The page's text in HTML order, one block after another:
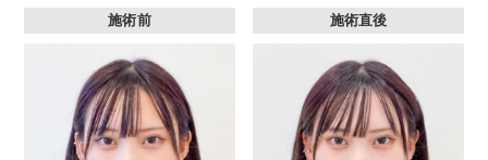
施術前 施術直後